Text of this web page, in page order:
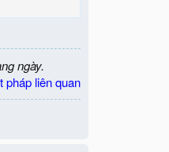
ngày.
pháp liên quan